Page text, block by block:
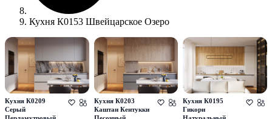
Кухня К0153 Швейцарское Озеро
Кухня К0209
Серый
Кухня К0203
Каштан Кентукки
Кухня К0195
Гикори